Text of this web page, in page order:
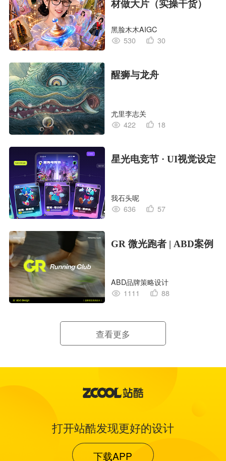
材做大片（实操干货）
黑脸木木AIGC
530
30
醒狮与龙舟
尤里李志关
422
18
星光电竞节 · UI视觉设定
我石头呢
636
57
GR 微光跑者 | ABD案例
ABD品牌策略设计
1111
88
查看更多
打开站酷发现更好的设计
下载APP